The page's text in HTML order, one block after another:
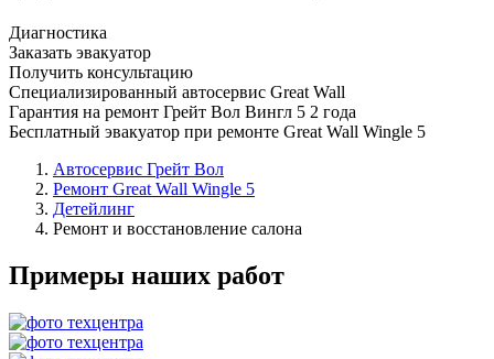
Диагностика
Заказать эвакуатор
Получить консультацию
Специализированный автосервис Great Wall
Гарантия на ремонт Грейт Вол Вингл 5 2 года
Бесплатный эвакуатор при ремонте Great Wall Wingle 5
Автосервис Грейт Вол
Ремонт Great Wall Wingle 5
Детейлинг
Ремонт и восстановление салона
Примеры наших работ